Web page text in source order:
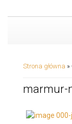
Strona główna »
marmur-